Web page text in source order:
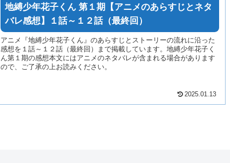
地縛少年花子くん 第１期【アニメのあらすじとネタ
バレ感想】１話～１２話（最終回）
アニメ『地縛少年花子くん』のあらすじとストーリーの流れに沿った
感想を１話～１２話（最終回）まで掲載しています。地縛少年花子く
ん第１期の感想本文にはアニメのネタバレが含まれる場合があります
ので、ご了承の上お読みください。
2025.01.13